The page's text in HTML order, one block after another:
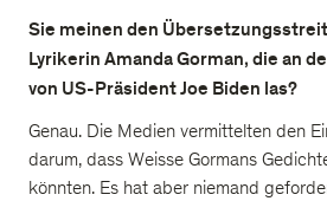
Sie meinen den
Lyrikerin Amanda Gorman, die an
von US-Präsident Joe Biden las?
Genau. Die Medien vermittelten den
darum, dass Weisse Gormans
könnten. Es hat aber niemand